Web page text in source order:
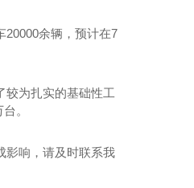
20000余辆，预计在7
较为扎实的基础性工
。
影响，请及时联系我